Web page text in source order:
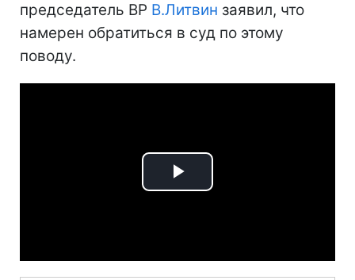
председатель ВР В.Литвин заявил, что
намерен обратиться в суд по этому
поводу.
Play